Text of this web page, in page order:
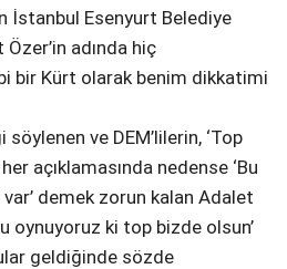
İstanbul Esenyurt Belediye
adında hiç
bir Kürt olarak benim dikkatimi
ve DEM’lilerin, ‘Top
açıklamasında nedense ‘Bu
demek zorun kalan Adalet
oynuyoruz ki top bizde olsun’
geldiğinde sözde